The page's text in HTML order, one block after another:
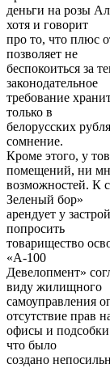
деньги на розы
хотя и говорит
про то, что плюс
позволяет не
беспокоиться за
законодательное
требование
только в
белорусских
сомнение.
Кроме этого, у
помещений, ни
возможностей. К
Зеленый бор»
арендует у
попросить
товарищество
«А-100
Девелопмент»
виду жилищного
самоуправления
отсутствие прав
офисы и
что было
создано